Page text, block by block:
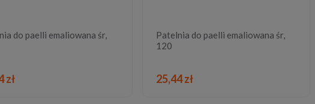
do paelli emaliowana śr,
zł
Patelnia do paelli emaliowana śr,
120
25,44 zł